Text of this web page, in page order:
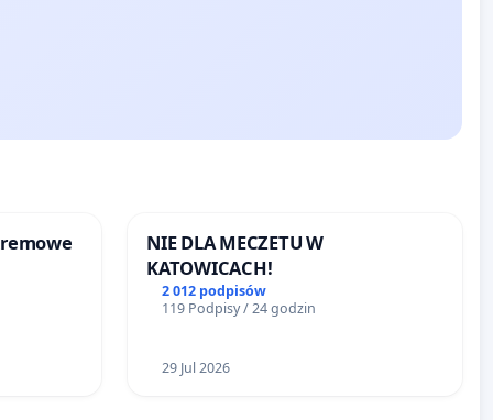
NIE DLA MECZETU W
KATOWICACH!
2 012 podpisów
119 Podpisy / 24 godzin
29 Jul 2026